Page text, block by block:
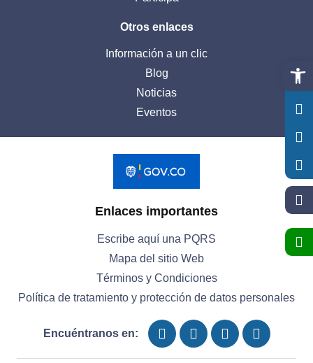
Abrir
Otros enlaces
Información a un clic
Blog
Noticias
Eventos
Enlaces importantes
Escribe aquí una PQRS
Mapa del sitio Web
Términos y Condiciones
Política de tratamiento y protección de datos personales
Encuéntranos en: